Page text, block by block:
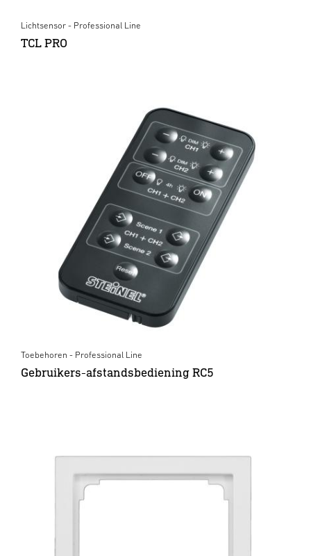
Lichtsensor - Professional Line
TCL PRO
Toebehoren - Professional Line
Gebruikers-afstandsbediening RC5